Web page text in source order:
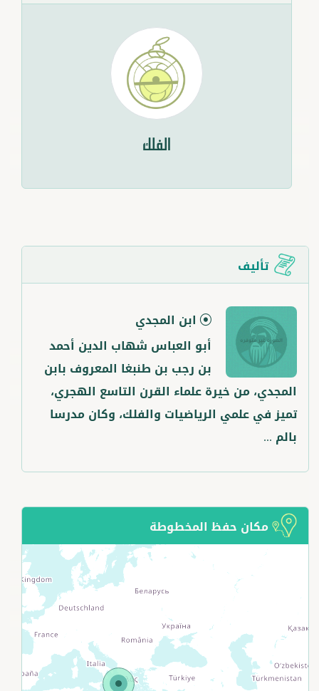
الفلك
تأليف
ابن المجدي
أبو العباس شهاب الدين أحمد
بن رجب بن طنبغا المعروف بابن
المجدي، من خيرة علماء القرن التاسع الهجري،
تميز في علمي الرياضيات والفلك، وكان مدرسا
بالم ...
مكان حفظ المخطوطة